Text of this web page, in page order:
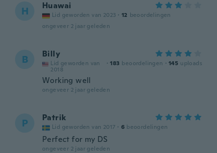
H Huawai
Lid geworden van 2023 · 12 beoordelingen
ongeveer 2 jaar geleden
B Billy
Lid geworden van
2018
· 183 beoordelingen · 145 uploads
Working well
ongeveer 2 jaar geleden
P Patrik
Lid geworden van 2017 · 6 beoordelingen
Perfect for my DS
ongeveer 2 jaar geleden